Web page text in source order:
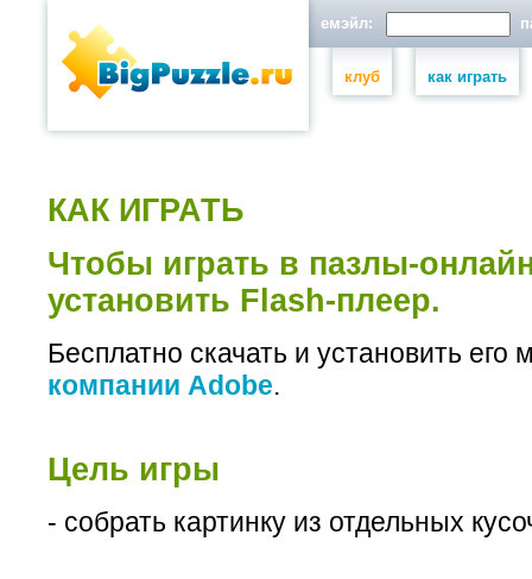
емэйл:
клуб как играть
КАК ИГРАТЬ
Чтобы играть в пазлы-
установить Flash-плеер.
Бесплатно скачать и установить
компании Adobe.
Цель игры
- собрать картинку из отдельных